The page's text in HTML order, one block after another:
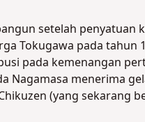
setelah penyatuan
Tokugawa pada tahun
pada kemenangan
Nagamasa menerima
(yang sekarang